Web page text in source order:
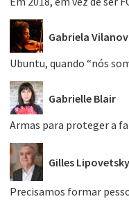
Gabriela
Ubuntu, quando “nós
Gabrielle Blair
Armas para proteger a
Gilles Lipovetsky
Precisamos formar